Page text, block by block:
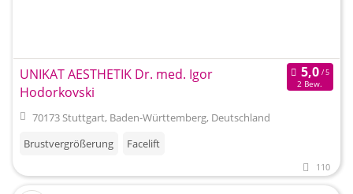
UNIKAT AESTHETIK Dr. med. Igor
Hodorkovski
2 Bew.
70173 Stuttgart, Baden-Württemberg, Deutschland
Brustvergrößerung
Facelift
110